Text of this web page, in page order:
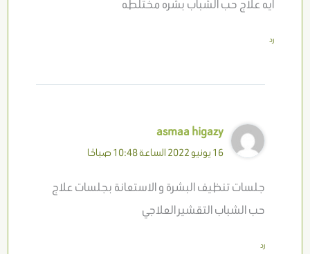
ايه علاج حب الشباب بشره مختلطه
رد
asmaa higazy
16 يونيو 2022 الساعة 10:48 صباحًا
جلسات تنظيف البشرة و الاستعانة بجلسات علاج
حب الشباب التقشير العلاجي
رد